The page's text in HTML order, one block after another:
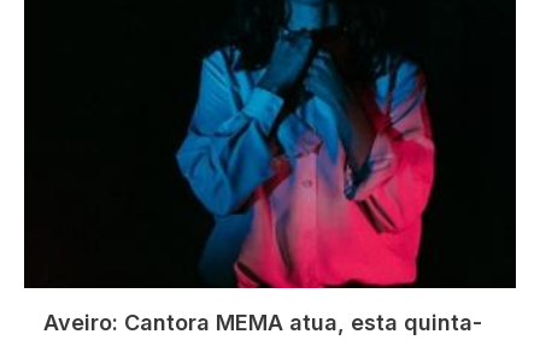
Aveiro: Cantora MEMA atua, esta quinta-